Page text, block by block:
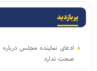
پربازدید
ادعای نماینده مجلس
صحت ندارد